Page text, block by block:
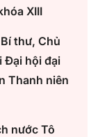
XIII
thư, Chủ
Đại hội đại
Thanh niên
nước Tô